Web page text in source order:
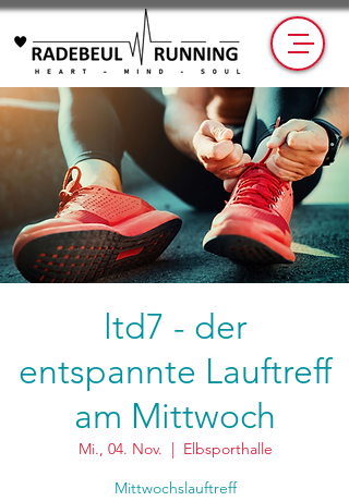
ltd7 - der
entspannte Lauftreff
am Mittwoch
Mi., 04. Nov.
  |
Elbsporthalle
Mittwochslauftreff